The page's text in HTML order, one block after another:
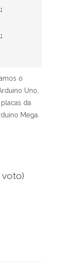
o
Uno,
da
Mega.
voto)